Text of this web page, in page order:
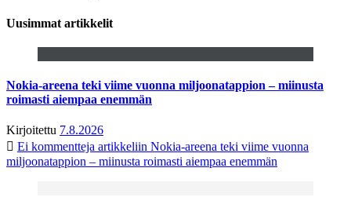
Uusimmat artikkelit
Nokia-areena teki viime vuonna miljoonatappion – miinusta
roimasti aiempaa enemmän
Kirjoitettu 7.8.2026
Ei kommentteja artikkeliin Nokia-areena teki viime vuonna
miljoonatappion – miinusta roimasti aiempaa enemmän